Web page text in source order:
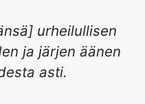
urheilullisen
ja järjen äänen
asti.